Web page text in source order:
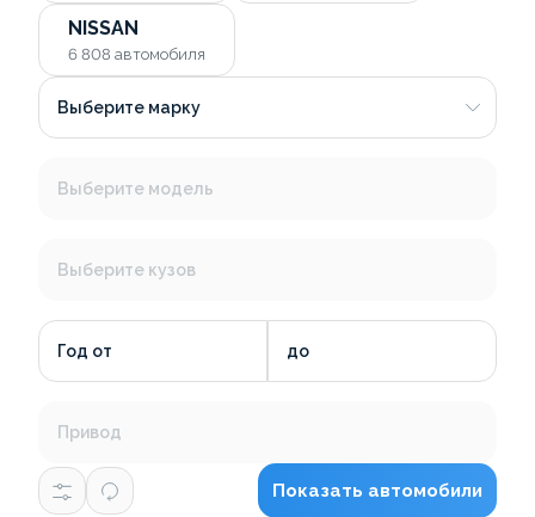
NISSAN
6 808 автомобиля
Выберите марку
Выберите модель
Выберите кузов
Год от до
Привод
Показать автомобили